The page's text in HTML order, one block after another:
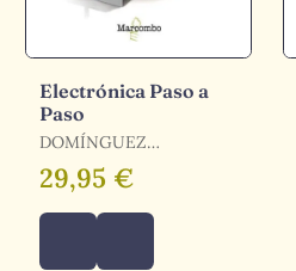
Electrónica Paso a
Paso
DOMÍNGUEZ
MÍNGUEZ, TOMÁS
29,95 €